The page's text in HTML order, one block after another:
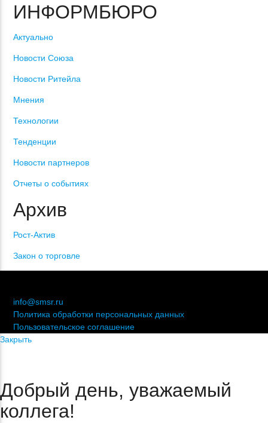
ИНФОРМБЮРО
Актуально
Новости Союза
Новости Ритейла
Мнения
Технологии
Тенденции
Новости партнеров
Отчеты о событиях
Архив
Рост-Актив
Закон о торговле
info@smsr.ru
Политика обработки персональных данных
Пользовательское соглашение
Закрыть
Добрый день, уважаемый
коллега!